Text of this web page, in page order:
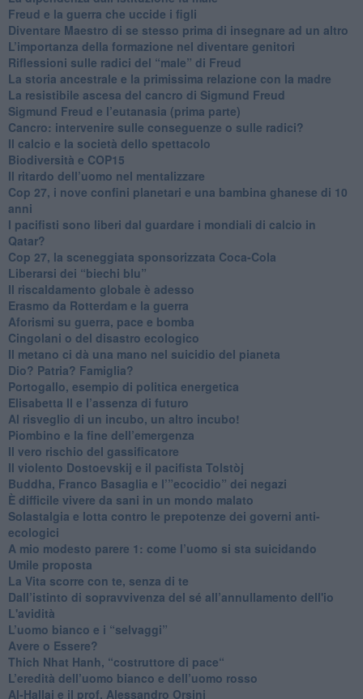
​Freud e la guerra che uccide i figli
​Diventare Maestro di se stesso prima di insegnare ad un altro
L’importanza della formazione nel diventare genitori
Riflessioni sulle radici del “male” di Freud
​La storia ancestrale e la primissima relazione con la madre
​La resistibile ascesa del cancro di Sigmund Freud
Sigmund Freud e l’eutanasia (prima parte)
Cancro: intervenire sulle conseguenze o sulle radici?
​Il calcio e la società dello spettacolo
Biodiversità e COP15
​Il ritardo dell’uomo nel mentalizzare
​Cop 27, i nove confini planetari e una bambina ghanese di 10
anni
​I pacifisti sono liberi dal guardare i mondiali di calcio in
Qatar?
​Cop 27, la sceneggiata sponsorizzata Coca-Cola
​Liberarsi dei “biechi blu”
Il riscaldamento globale è adesso
​Erasmo da Rotterdam e la guerra
​Aforismi su guerra, pace e bomba
Cingolani o del disastro ecologico
​Il metano ci dà una mano nel suicidio del pianeta
​Dio? Patria? Famiglia?
Portogallo, esempio di politica energetica
​Elisabetta II e l’assenza di futuro
Al risveglio di un incubo, un altro incubo!
​Piombino e la fine dell’emergenza
​Il vero rischio del gassificatore
​Il violento Dostoevskij e il pacifista Tolstòj
​Buddha, Franco Basaglia e l’”ecocidio” dei negazi
​È difficile vivere da sani in un mondo malato
Solastalgia e lotta contro le prepotenze dei governi anti-
ecologici
​A mio modesto parere 1: come l’uomo si sta suicidando
​Umile proposta
​La Vita scorre con te, senza di te
​Dall’istinto di sopravvivenza del sé all’annullamento dell'io
L'avidità
​L’uomo bianco e i “selvaggi”
​Avere o Essere?
​Thich Nhat Hanh, “costruttore di pace“
​L’eredità dell’uomo bianco e dell’uomo rosso
Al-Hallaj e il prof. Alessandro Orsini